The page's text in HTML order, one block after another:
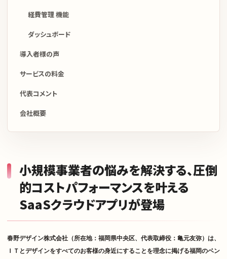
経費管理 機能
ダッシュボード
導入者様の声
サービスの料金
代表コメント
会社概要
小規模事業者の悩みを解決する、圧倒
的コストパフォーマンスを叶える
SaaSクラウドアプリが登場
春野デザイン株式会社（所在地：福岡県中央区、代表取締役：亀元友弥）は、
ＩＴとデザインをすべてのお客様の身近にすることを理念に掲げる福岡のベン